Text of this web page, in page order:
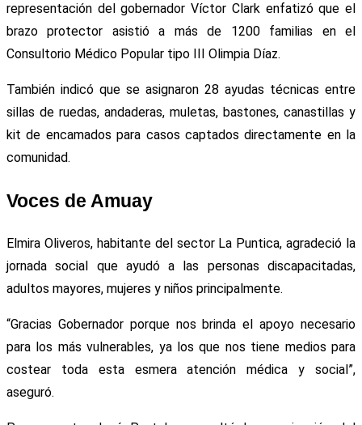
representación del gobernador Víctor Clark enfatizó que el
brazo protector asistió a más de 1200 familias en el
Consultorio Médico Popular tipo III Olimpia Díaz.
También indicó que se asignaron 28 ayudas técnicas entre
sillas de ruedas, andaderas, muletas, bastones, canastillas y
kit de encamados para casos captados directamente en la
comunidad.
Voces de Amuay
Elmira Oliveros, habitante del sector La Puntica, agradeció la
jornada social que ayudó a las personas discapacitadas,
adultos mayores, mujeres y niños principalmente.
“Gracias Gobernador porque nos brinda el apoyo necesario
para los más vulnerables, ya los que nos tiene medios para
costear toda esta esmera atención médica y social”,
aseguró.